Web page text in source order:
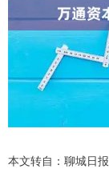
本文转自：聊城日报